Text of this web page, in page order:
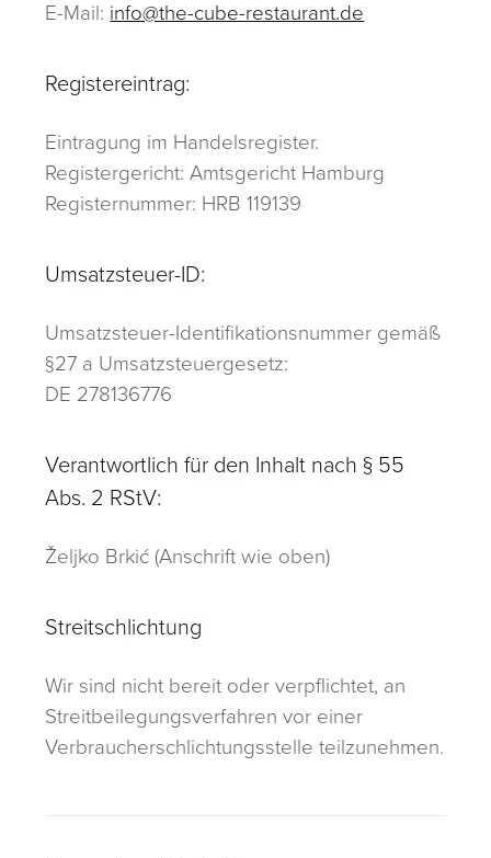
E-Mail: info@the-cube-restaurant.de
Registereintrag:
Eintragung im Handelsregister.
Registergericht: Amtsgericht Hamburg
Registernummer: HRB 119139
Umsatzsteuer-ID:
Umsatzsteuer-Identifikationsnummer gemäß
§27 a Umsatzsteuergesetz:
DE 278136776
Verantwortlich für den Inhalt nach § 55
Abs. 2 RStV:
Željko Brkić (Anschrift wie oben)
Streitschlichtung
Wir sind nicht bereit oder verpflichtet, an
Streitbeilegungsverfahren vor einer
Verbraucherschlichtungsstelle teilzunehmen.